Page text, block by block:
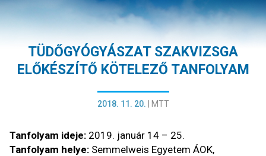
TÜDŐGYÓGYÁSZAT SZAKVIZSGA
ELŐKÉSZÍTŐ KÖTELEZŐ TANFOLYAM
2018. 11. 20. MTT
Tanfolyam ideje: 2019. január 14 – 25.
Tanfolyam helye: Semmelweis Egyetem ÁOK,